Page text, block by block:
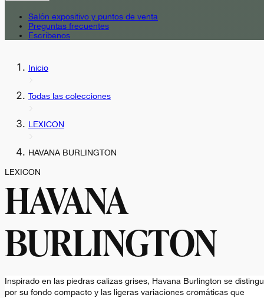
Salón expositivo y puntos de venta
Preguntas frecuentes
Escríbenos
Inicio
Todas las colecciones
LEXICON
HAVANA BURLINGTON
LEXICON
HAVANA
BURLINGTON
Inspirado en las piedras calizas grises, Havana Burlington se
por su fondo compacto y las ligeras variaciones cromáticas que